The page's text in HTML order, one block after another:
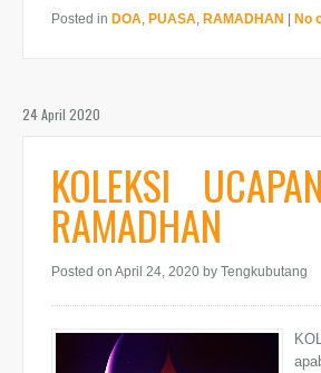
Posted in DOA PUASA RAMADHAN | No
24 April 2020
KOLEKSI
RAMADHAN
Posted on April 24, 2020 by Tengkubutang